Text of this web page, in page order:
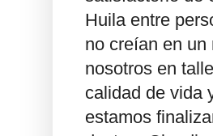
Huila entre
no creían en un
nosotros en
calidad de vida
estamos